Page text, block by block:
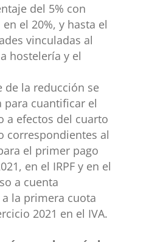
del 5% con
el 20%, y hasta el
vinculadas al
hostelería y el
de la reducción se
para cuantificar el
a efectos del cuarto
correspondientes al
el primer pago
en el IRPF y en el
a cuenta
la primera cuota
2021 en el IVA.